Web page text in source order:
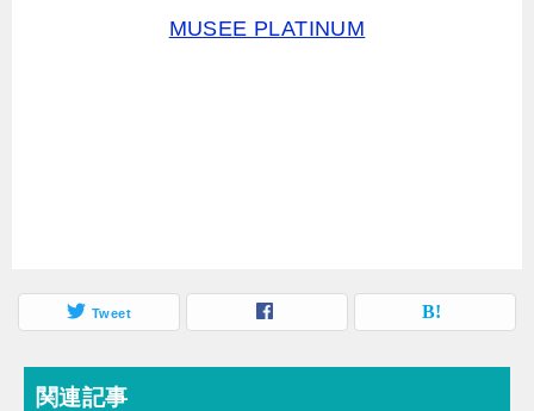
MUSEE PLATINUM
Tweet
関連記事